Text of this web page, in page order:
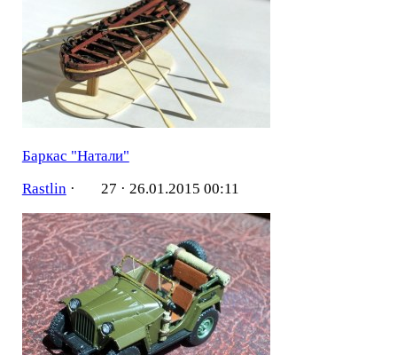
Баркас "Натали"
Rastlin· 27 · 26.01.2015 00:11